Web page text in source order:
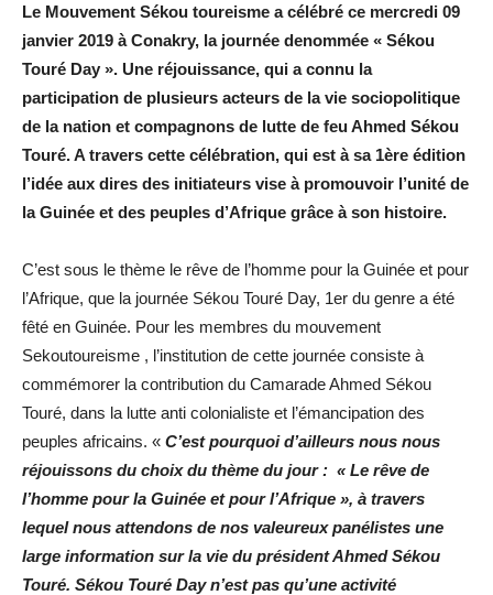
Le Mouvement Sékou toureisme a célébré ce mercredi 09
janvier 2019 à Conakry, la journée denommée « Sékou
Touré Day ». Une réjouissance, qui a connu la
participation de plusieurs acteurs de la vie sociopolitique
de la nation et compagnons de lutte de feu Ahmed Sékou
Touré. A travers cette célébration, qui est à sa 1ère édition
l’idée aux dires des initiateurs vise à promouvoir l’unité de
la Guinée et des peuples d’Afrique grâce à son histoire.
C’est sous le thème le rêve de l’homme pour la Guinée et pour
l’Afrique, que la journée Sékou Touré Day, 1er du genre a été
fêté en Guinée. Pour les membres du mouvement
Sekoutoureisme , l’institution de cette journée consiste à
commémorer la contribution du Camarade Ahmed Sékou
Touré, dans la lutte anti colonialiste et l’émancipation des
peuples africains. « C’est pourquoi d’ailleurs nous nous
réjouissons du choix du thème du jour : « Le rêve de
l’homme pour la Guinée et pour l’Afrique », à travers
lequel nous attendons de nos valeureux panélistes une
large information sur la vie du président Ahmed Sékou
Touré. Sékou Touré Day n’est pas qu’une activité